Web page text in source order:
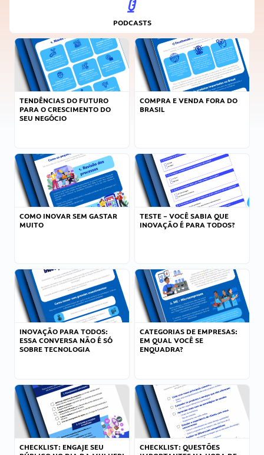
PODCASTS
TENDÊNCIAS DO FUTURO
PARA O CRESCIMENTO DO
SEU NEGÓCIO
COMPRA E VENDA FORA DO
BRASIL
COMO INOVAR SEM GASTAR
MUITO
TESTE – VOCÊ SABIA QUE
INOVAÇÃO É PARA TODOS?
INOVAÇÃO PARA TODOS:
ESSA CONVERSA NÃO É SÓ
SOBRE TECNOLOGIA
CATEGORIAS DE EMPRESAS:
EM QUAL VOCÊ SE
ENQUADRA?
CHECKLIST: ENGAJE SEU
CHECKLIST: QUESTÕES